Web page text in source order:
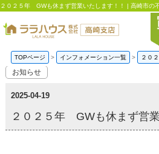
２０２５年 GWも休まず営業いたします！！ | 高崎市の
TOPページ インフォメーション一覧 ２０
お知らせ
2025-04-19
２０２５年 GWも休まず営業